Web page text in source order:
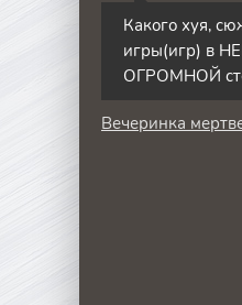
Какого хуя,
игры(игр) в
ОГРОМНОЙ
Вечеринка